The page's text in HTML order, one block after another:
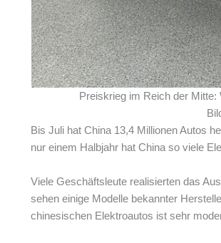
Preiskrieg im Reich der Mitte:
Bis Juli hat China 13,4 Millionen Autos
nur einem Halbjahr hat China so viele
Viele Geschäftsleute realisierten das
sehen einige Modelle bekannter
chinesischen Elektroautos ist sehr